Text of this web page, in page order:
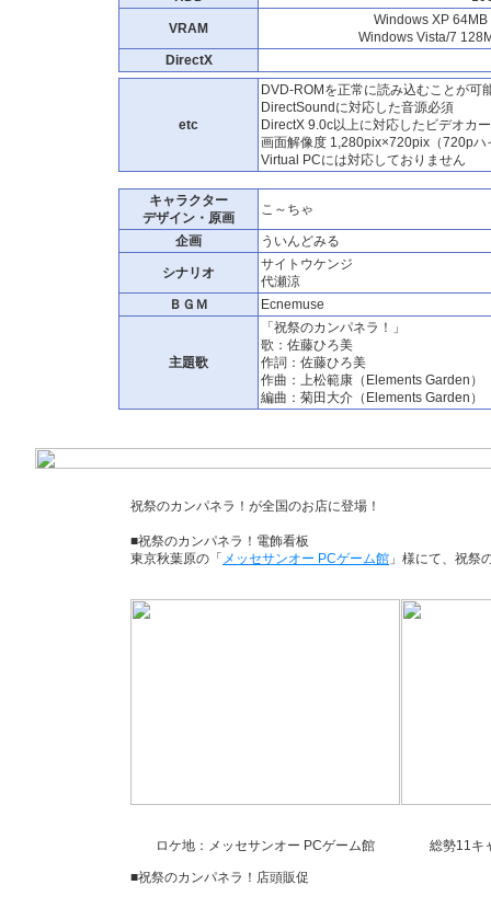
VRAM
Windows XP 64MB
Windows Vista/7
DirectX
etc
DVD-ROMを正常に読み込むことが可
DirectSoundに対応した音源必須
DirectX 9.0c以上に対応したビデオカ
画面解像度 1,280pix×720pix（720pハ
Virtual PCには対応しておりません
キャラクター
デザイン・原画
こ～ちゃ
企画 ういんどみる
シナリオ
サイトウケンジ
代瀬涼
ＢＧＭ
Ecnemuse
主題歌
「祝祭のカンパネラ！」
歌：佐藤ひろ美
作詞：佐藤ひろ美
作曲：上松範康（Elements Garden）
編曲：菊田大介（Elements Garden）
祝祭のカンパネラ！が全国のお店に登場！
■祝祭のカンパネラ！電飾看板
東京秋葉原の「 メッセサンオー PCゲーム館 」様にて、祝祭
ロケ地：メッセサンオー PCゲーム館 総勢11キ
■祝祭のカンパネラ！店頭販促